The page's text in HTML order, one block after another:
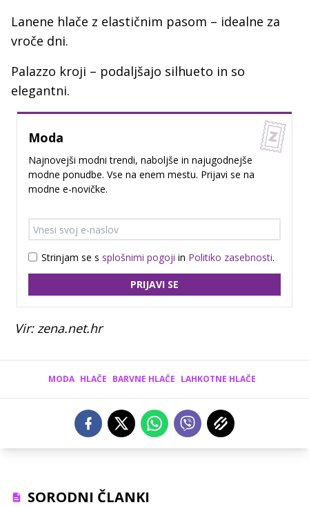
Lanene hlače z elastičnim pasom – idealne za
vroče dni.
Palazzo kroji – podaljšajo silhueto in so
elegantni.
Moda
Najnovejši modni trendi, naboljše in najugodnejše
modne ponudbe. Vse na enem mestu. Prijavi se na
modne e-novičke.
Strinjam se s splošnimi pogoji in Politiko zasebnosti.
PRIJAVI SE
Vir: zena.net.hr
MODA HLAČE BARVNE HLAČE LAHKOTNE HLAČE
SORODNI ČLANKI